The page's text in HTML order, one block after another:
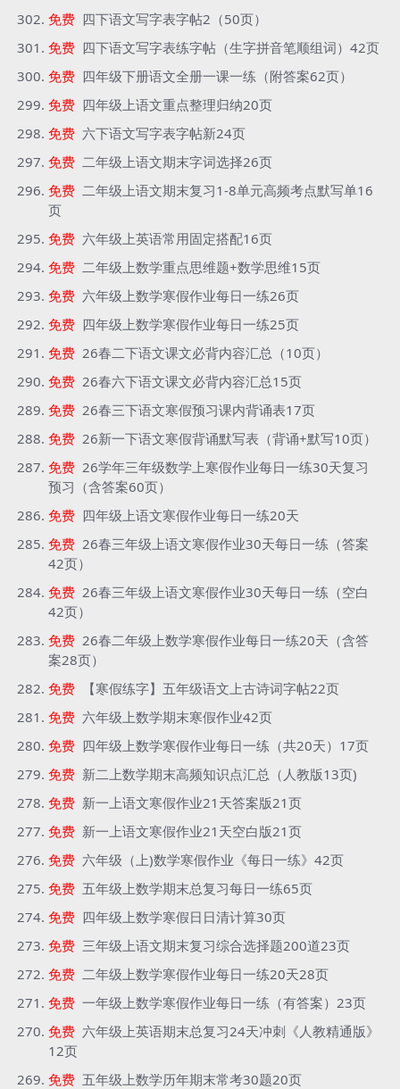
免费 四下语文写字表字帖2（50页）
免费 四下语文写字表练字帖（生字拼音笔顺组词）42页
免费 四年级下册语文全册一课一练（附答案62页）
免费 四年级上语文重点整理归纳20页
免费 六下语文写字表字帖新24页
免费 二年级上语文期末字词选择26页
免费 二年级上语文期末复习1-8单元高频考点默写单16
页
免费 六年级上英语常用固定搭配16页
免费 二年级上数学重点思维题+数学思维15页
免费 六年级上数学寒假作业每日一练26页
免费 四年级上数学寒假作业每日一练25页
免费 26春二下语文课文必背内容汇总（10页）
免费 26春六下语文课文必背内容汇总15页
免费 26春三下语文寒假预习课内背诵表17页
免费 26新一下语文寒假背诵默写表（背诵+默写10页）
免费 26学年三年级数学上寒假作业每日一练30天复习
预习（含答案60页）
免费 四年级上语文寒假作业每日一练20天
免费 26春三年级上语文寒假作业30天每日一练（答案
42页）
免费 26春三年级上语文寒假作业30天每日一练（空白
42页）
免费 26春二年级上数学寒假作业每日一练20天（含答
案28页）
免费
【寒假练字】五年级语文上古诗词字帖22页
免费 六年级上数学期末寒假作业42页
免费 四年级上数学寒假作业每日一练（共20天）17页
免费 新二上数学期末高频知识点汇总（人教版13页)
免费 新一上语文寒假作业21天答案版21页
免费 新一上语文寒假作业21天空白版21页
免费 六年级（上)数学寒假作业《每日一练》42页
免费 五年级上数学期末总复习每日一练65页
免费 四年级上数学寒假日日清计算30页
免费 三年级上语文期末复习综合选择题200道23页
免费 二年级上数学寒假作业每日一练20天28页
免费 一年级上数学寒假作业每日一练（有答案）23页
免费 六年级上英语期末总复习24天冲刺《人教精通版》
12页
免费 五年级上数学历年期末常考30题20页